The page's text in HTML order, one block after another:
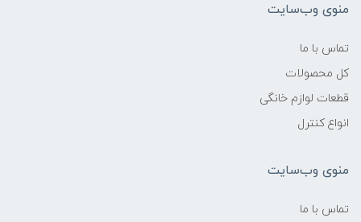
منوی وب‌سایت
تماس با ما
کل محصولات
قطعات لوازم خانگی
انواع کنترل
منوی وب‌سایت
تماس با ما